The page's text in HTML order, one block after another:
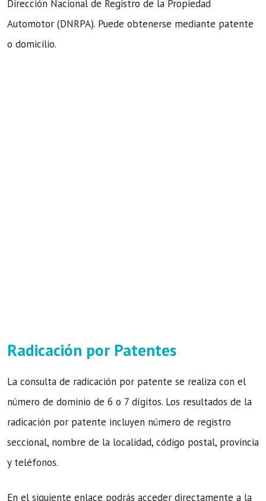
Dirección Nacional de Registro de la Propiedad
Automotor (DNRPA). Puede obtenerse mediante patente
o domicilio.
Radicación por Patentes
La consulta de radicación por patente se realiza con el
número de dominio de 6 o 7 dígitos. Los resultados de la
radicación por patente incluyen número de registro
seccional, nombre de la localidad, código postal, provincia
y teléfonos.
En el siguiente enlace podrás acceder directamente a la